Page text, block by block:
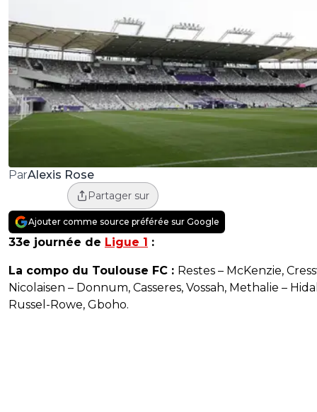
ParAlexis Rose
Partager sur
Ajouter comme source préférée sur Google
33e journée de Ligue 1 :
La compo du Toulouse FC : Restes – McKenzie,
Nicolaisen – Donnum, Casseres, Vossah, Methalie –
Russel-Rowe, Gboho.